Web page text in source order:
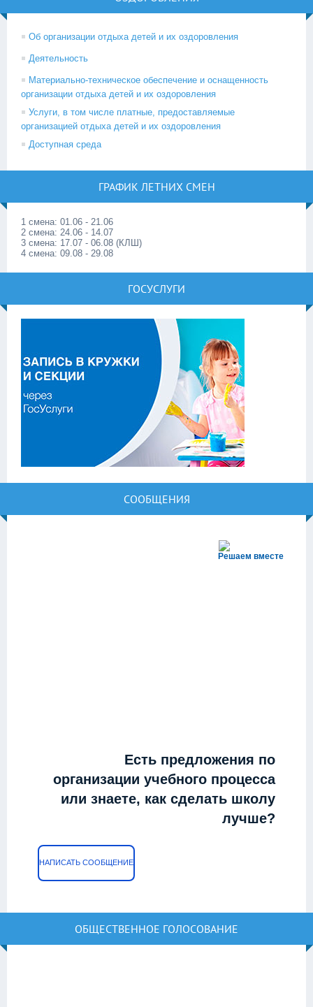
Об организации отдыха детей и их оздоровления
Деятельность
Материально-техническое обеспечение и оснащенность
организации отдыха детей и их оздоровления
Услуги, в том числе платные, предоставляемые
организацией отдыха детей и их оздоровления
Доступная среда
ГРАФИК ЛЕТНИХ СМЕН
1 смена: 01.06 - 21.06
2 смена: 24.06 - 14.07
3 смена: 17.07 - 06.08 (КЛШ)
4 смена: 09.08 - 29.08
ГОСУСЛУГИ
СООБЩЕНИЯ
Решаем вместе
Есть предложения по
организации учебного процесса
или знаете, как сделать школу
лучше?
НАПИСАТЬ СООБЩЕНИЕ
ОБЩЕСТВЕННОЕ ГОЛОСОВАНИЕ